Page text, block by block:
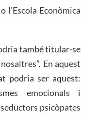
l’Escola Econòmica
també titular-se
En aquest
podria ser aquest:
emocionals i
psicòpates